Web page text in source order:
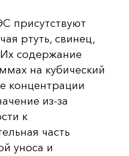
присутствуют
ртуть, свинец,
содержание
на кубический
концентрации
из-за
к
часть
уноса и